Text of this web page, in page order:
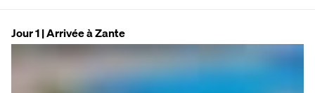
Jour 1 | Arrivée à Zante